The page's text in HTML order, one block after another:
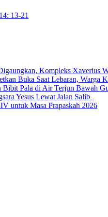
13-21
Kompleks Xaverius
Buka Saat Lebaran, Warga
Pala di Air Terjun Bawah
Yesus Lewat Jalan Salib
untuk Masa Prapaskah 2026